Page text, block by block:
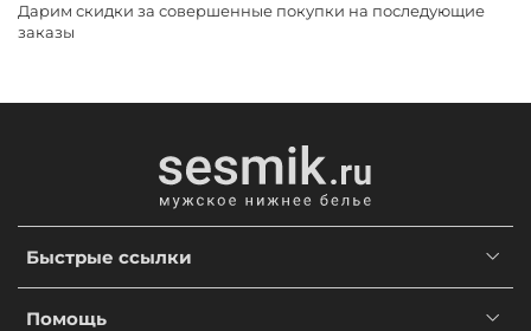
Дарим скидки за совершенные покупки на последующие
заказы
Быстрые ссылки
Помощь